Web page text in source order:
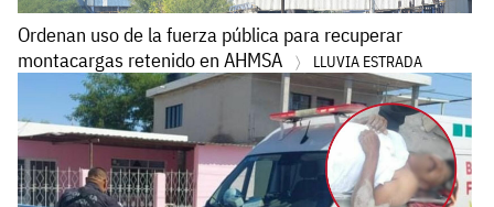
Ordenan uso de la fuerza pública para recuperar
montacargas retenido en AHMSA
LLUVIA ESTRADA